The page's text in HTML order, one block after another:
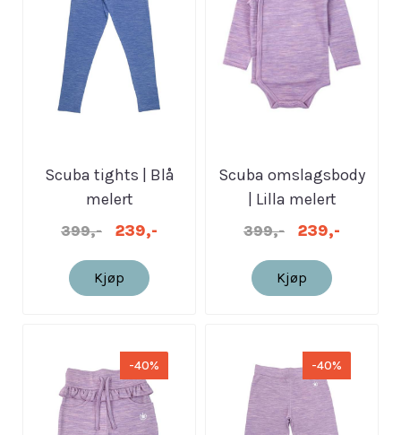
Scuba tights | Blå
melert
399,- 239,-
Kjøp
Scuba omslagsbody
| Lilla melert
399,- 239,-
Kjøp
-40% -40%